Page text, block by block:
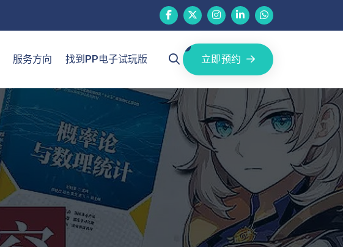
服务方向 找到PP电子试玩版 立即预约